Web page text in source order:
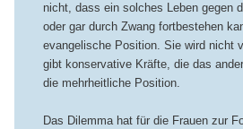
nicht, dass ein solches Leben gegen
oder gar durch Zwang fortbestehen
evangelische Position. Sie wird nicht
gibt konservative Kräfte, die das
die mehrheitliche Position.
Das Dilemma hat für die Frauen zur